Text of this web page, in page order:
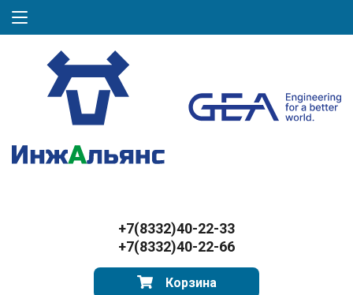
+7(8332)40-22-33
+7(8332)40-22-66
Корзина